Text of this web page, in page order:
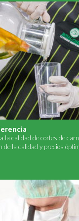
la calidad de cortes de
de la calidad y precios